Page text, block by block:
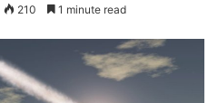
210 1 minute read